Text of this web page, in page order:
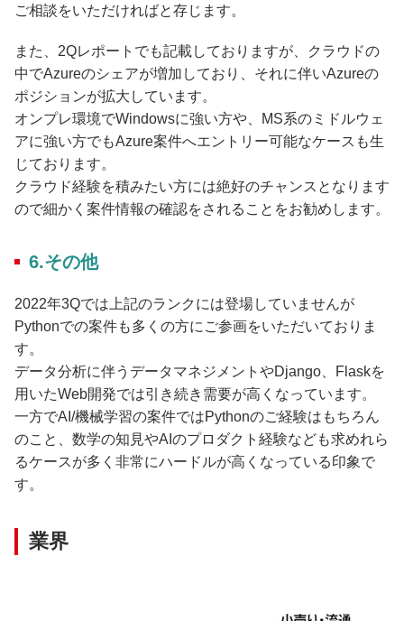
ご相談をいただければと存じます。
また、2Qレポートでも記載しておりますが、クラウドの
中でAzureのシェアが増加しており、それに伴いAzureの
ポジションが拡大しています。
オンプレ環境でWindowsに強い方や、MS系のミドルウェ
アに強い方でもAzure案件へエントリー可能なケースも生
じております。
クラウド経験を積みたい方には絶好のチャンスとなります
ので細かく案件情報の確認をされることをお勧めします。
6.その他
2022年3Qでは上記のランクには登場していませんが
Pythonでの案件も多くの方にご参画をいただいておりま
す。
データ分析に伴うデータマネジメントやDjango、Flaskを
用いたWeb開発では引き続き需要が高くなっています。
一方でAI/機械学習の案件ではPythonのご経験はもちろん
のこと、数学の知見やAIのプロダクト経験なども求めれら
るケースが多く非常にハードルが高くなっている印象で
す。
業界